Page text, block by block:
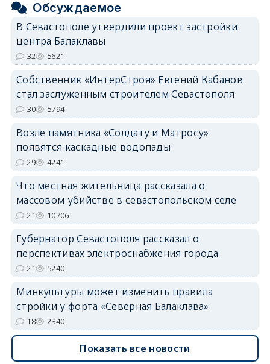
Обсуждаемое
В Севастополе утвердили проект застройки
центра Балаклавы
32 5621
Собственник «ИнтерСтроя» Евгений Кабанов
стал заслуженным строителем Севастополя
30 5794
Возле памятника «Солдату и Матросу»
появятся каскадные водопады
29 4241
Что местная жительница рассказала о
массовом убийстве в севастопольском селе
21 10706
Губернатор Севастополя рассказал о
перспективах электроснабжения города
21 5240
Минкультуры может изменить правила
стройки у форта «Северная Балаклава»
18 2340
Показать все новости